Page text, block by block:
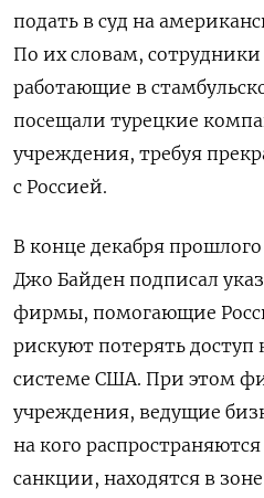
подать в суд на
По их словам,
работающие в
посещали турецкие
учреждения, требуя
с Россией.
В конце декабря
Джо Байден подписал
фирмы, помогающие
рискуют потерять
системе США. При этом
учреждения, ведущие
на кого
санкции, находятся в